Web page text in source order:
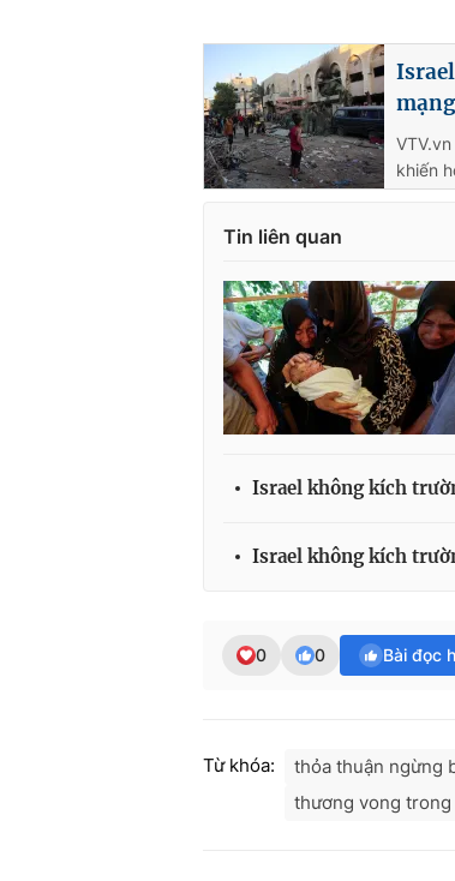
mạng
khiến
Tin liên quan
Israel không kích
Israel không kích
0 0 Bài đọc
Từ khóa: thỏa thuận ngừng
thương vong